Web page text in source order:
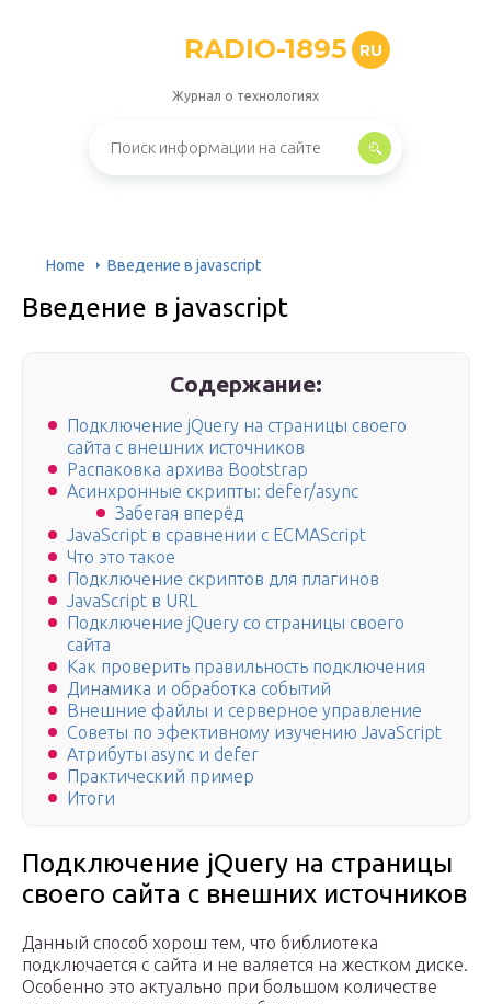
RADIO-1895 RU
Журнал о технологиях
Home Введение в javascript
Введение в javascript
Содержание:
Подключение jQuery на страницы своего
сайта с внешних источников
Распаковка архива Bootstrap
Асинхронные скрипты: defer/async
Забегая вперёд
JavaScript в сравнении с ECMAScript
Что это такое
Подключение скриптов для плагинов
JavaScript в URL
Подключение jQuery со страницы своего
сайта
Как проверить правильность подключения
Динамика и обработка событий
Внешние файлы и серверное управление
Советы по эфективному изучению JavaScript
Атрибуты async и defer
Практический пример
Итоги
Подключение jQuery на страницы
своего сайта с внешних источников
Данный способ хорош тем, что библиотека
подключается с сайта и не валяется на жестком диске.
Особенно это актуально при большом количестве